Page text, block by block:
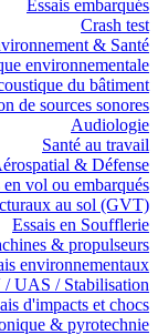
Essais embarqués
Crash test
& Santé
environnementale
du bâtiment
de sources sonores
Audiologie
Santé au travail
& Défense
en vol ou embarqués
au sol (GVT)
Essais en Soufflerie
& propulseurs
environnementaux
UAS / Stabilisation
d'impacts et chocs
& pyrotechnie